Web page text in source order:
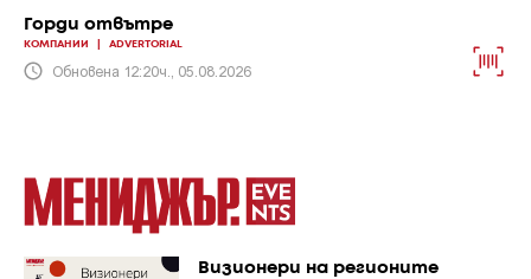
Горди отвътре
КОМПАНИИ ADVERTORIAL
Обновена 12:20ч., 05.08.2026
Визионери на регионите